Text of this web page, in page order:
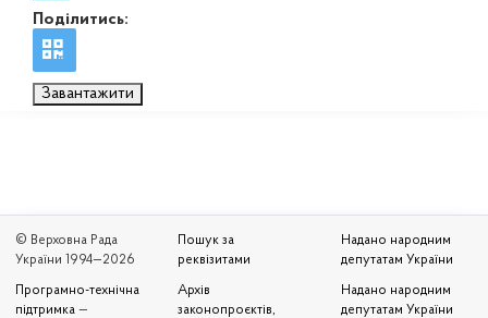
Поділитись:
Завантажити
© Верховна Рада
України 1994—2026
Програмно-технічна
підтримка —
Пошук за
реквізитами
Архів
законопроєктів,
Надано народним
депутатам України
Надано народним
депутатам України